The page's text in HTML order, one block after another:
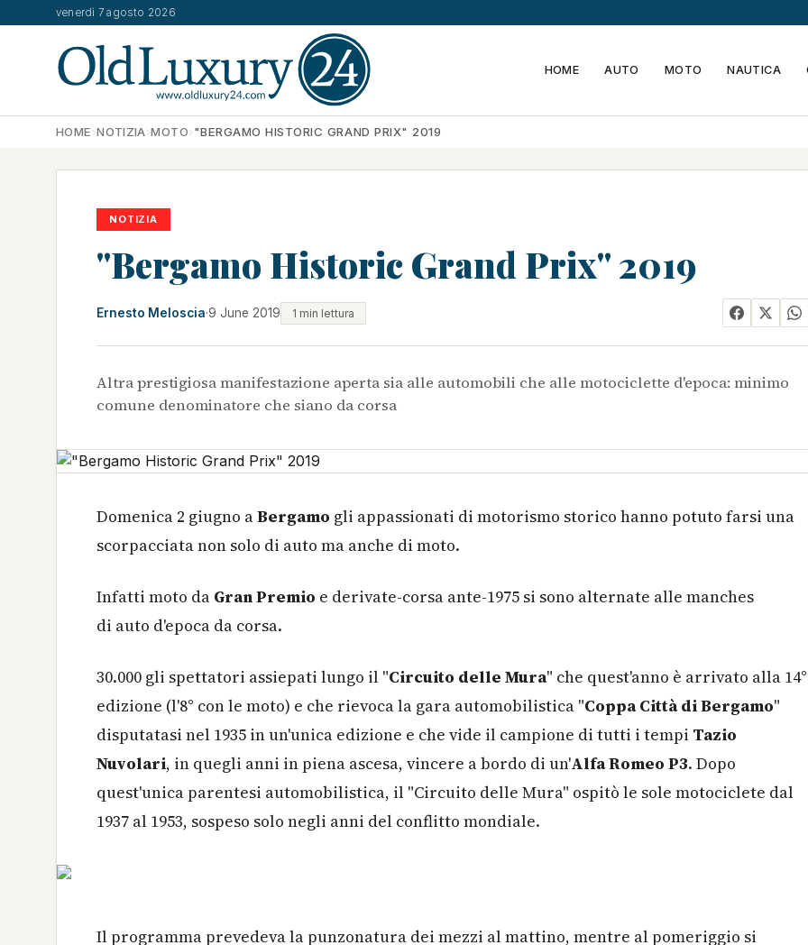
venerdì 7 agosto 2026
HOME AUTO MOTO NAUTICA
HOME›NOTIZIA›MOTO›"BERGAMO HISTORIC GRAND PRIX" 2019
NOTIZIA
"Bergamo Historic Grand Prix" 2019
Ernesto Meloscia·9 June 2019 1 min lettura
Altra prestigiosa manifestazione aperta sia alle automobili che alle motociclette d'epoca: minimo
comune denominatore che siano da corsa
Domenica 2 giugno aBergamo gli appassionati di motorismo storico hanno potuto farsi una
scorpacciata non solo di auto ma anche di moto.
Infatti moto da Gran Premio e derivate-corsa ante-1975 si sono alternate alle manches
di auto d'epoca da corsa.
30.000 gli spettatori assiepati lungo il "Circuito delle Mura" che quest'anno è arrivato alla 14°
edizione (l'8° con le moto) e che rievoca la gara automobilistica "Coppa Città di Bergamo"
disputatasi nel 1935 in un'unica edizione e che vide il campione di tutti i tempi Tazio
Nuvolari, in quegli anni in piena ascesa, vincere a bordo di un'Alfa Romeo P3. Dopo
quest'unica parentesi automobilistica, il "Circuito delle Mura" ospitò le sole motociclete dal
1937 al 1953, sospeso solo negli anni del conflitto mondiale.
Il programma prevedeva la punzonatura dei mezzi al mattino, mentre al pomeriggio si